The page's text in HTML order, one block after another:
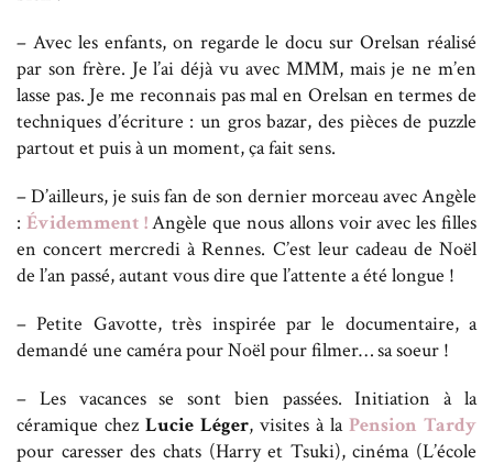
– Avec les enfants, on regarde le docu sur Orelsan réalisé
par son frère. Je l’ai déjà vu avec MMM, mais je ne m’en
lasse pas. Je me reconnais pas mal en Orelsan en termes de
techniques d’écriture : un gros bazar, des pièces de puzzle
partout et puis à un moment, ça fait sens.
– D’ailleurs, je suis fan de son dernier morceau avec Angèle
: Évidemment !Angèle que nous allons voir avec les filles
en concert mercredi à Rennes. C’est leur cadeau de Noël
de l’an passé, autant vous dire que l’attente a été longue !
– Petite Gavotte, très inspirée par le documentaire, a
demandé une caméra pour Noël pour filmer… sa soeur !
– Les vacances se sont bien passées. Initiation à la
céramique chez Lucie Léger, visites à la Pension Tardy
pour caresser des chats (Harry et Tsuki), cinéma (L’école